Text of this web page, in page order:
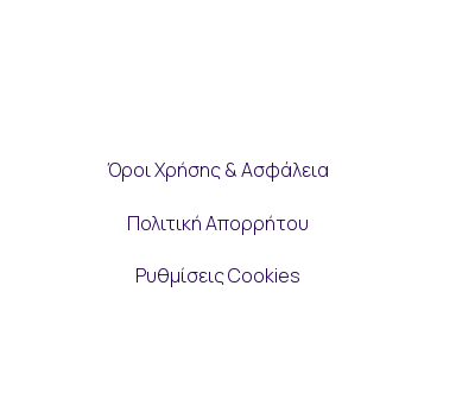
Όροι Χρήσης & Ασφάλεια
Πολιτική Απορρήτου
Ρυθμίσεις Cookies